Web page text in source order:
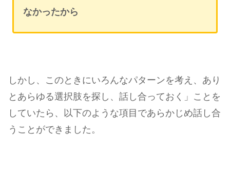
なかったから
しかし、このときにいろんなパターンを考え、あり
とあらゆる選択肢を探し、話し合っておく」ことを
していたら、以下のような項目であらかじめ話し合
うことができました。